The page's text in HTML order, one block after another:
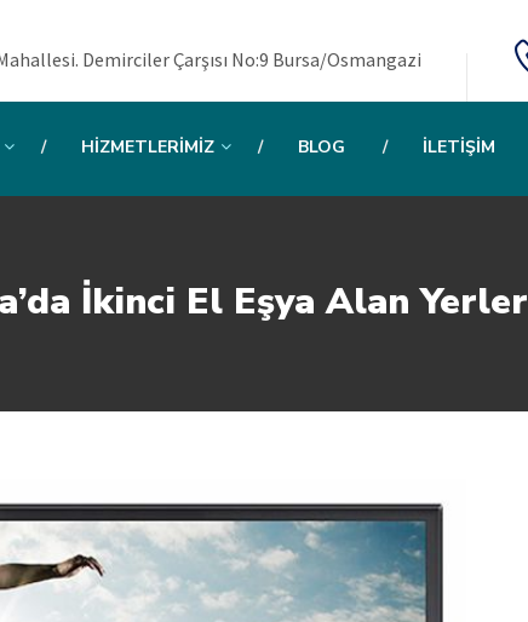
Demirciler Çarşısı No:9 Bursa/Osmangazi
HIZMETLERIMIZ BLOG İLETIŞIM
İkinci El Eşya Alan Yerler